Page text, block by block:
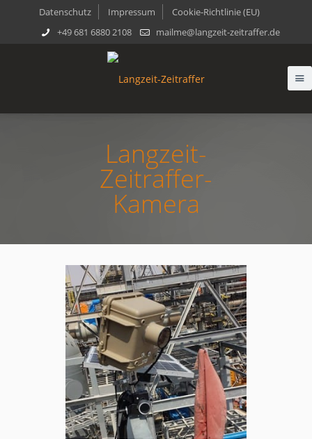
Datenschutz Impressum
Cookie-Richtlinie (EU)
+49 681 6880 2108
mailme@langzeit-zeitraffer.de
Langzeit-
Zeitraffer-
Kamera